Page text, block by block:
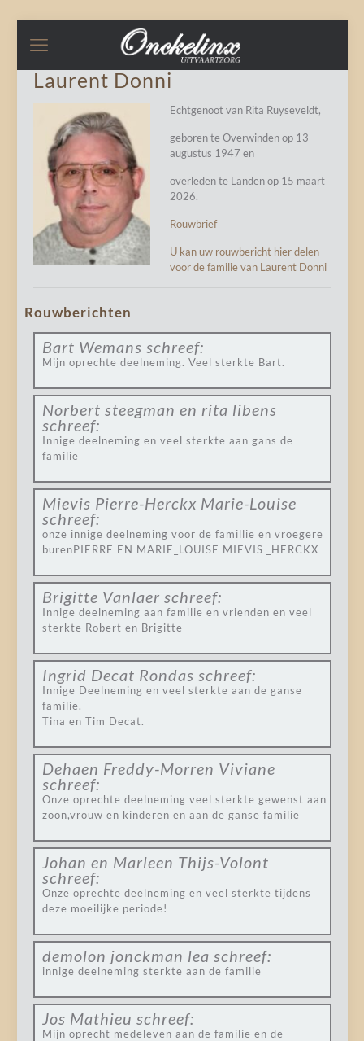
Laurent Donni
Echtgenoot van Rita Ruyseveldt,
geboren te Overwinden op 13
augustus 1947 en
overleden te Landen op 15 maart
2026.
Rouwbrief
U kan uw rouwbericht hier delen
voor de familie van Laurent Donni
Rouwberichten
Bart Wemans schreef:
Mijn oprechte deelneming. Veel sterkte Bart.
Norbert steegman en rita libens
schreef:
Innige deelneming en veel sterkte aan gans de
familie
Mievis Pierre-Herckx Marie-Louise
schreef:
onze innige deelneming voor de famillie en vroegere
burenPIERRE EN MARIE_LOUISE MIEVIS _HERCKX
Brigitte Vanlaer schreef:
Innige deelneming aan familie en vrienden en veel
sterkte Robert en Brigitte
Ingrid Decat Rondas schreef:
Innige Deelneming en veel sterkte aan de ganse
familie.
Tina en Tim Decat.
Dehaen Freddy-Morren Viviane
schreef:
Onze oprechte deelneming veel sterkte gewenst aan
zoon,vrouw en kinderen en aan de ganse familie
Johan en Marleen Thijs-Volont
schreef:
Onze oprechte deelneming en veel sterkte tijdens
deze moeilijke periode!
demolon jonckman lea schreef:
innige deelneming sterkte aan de familie
Jos Mathieu schreef:
Mijn oprecht medeleven aan de familie en de